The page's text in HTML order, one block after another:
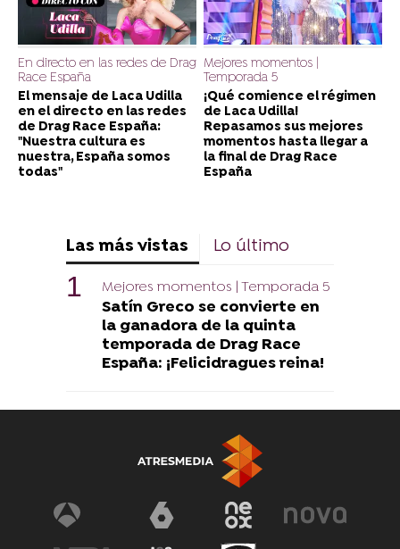
En directo en las redes de Drag
Race España
El mensaje de Laca Udilla
en el directo en las redes
de Drag Race España:
"Nuestra cultura es
nuestra, España somos
todas"
Mejores momentos |
Temporada 5
¡Qué comience el régimen
de Laca Udilla!
Repasamos sus mejores
momentos hasta llegar a
la final de Drag Race
España
Las más vistas Lo último
Mejores momentos | Temporada 5
Satín Greco se convierte en
la ganadora de la quinta
temporada de Drag Race
España: ¡Felicidragues reina!